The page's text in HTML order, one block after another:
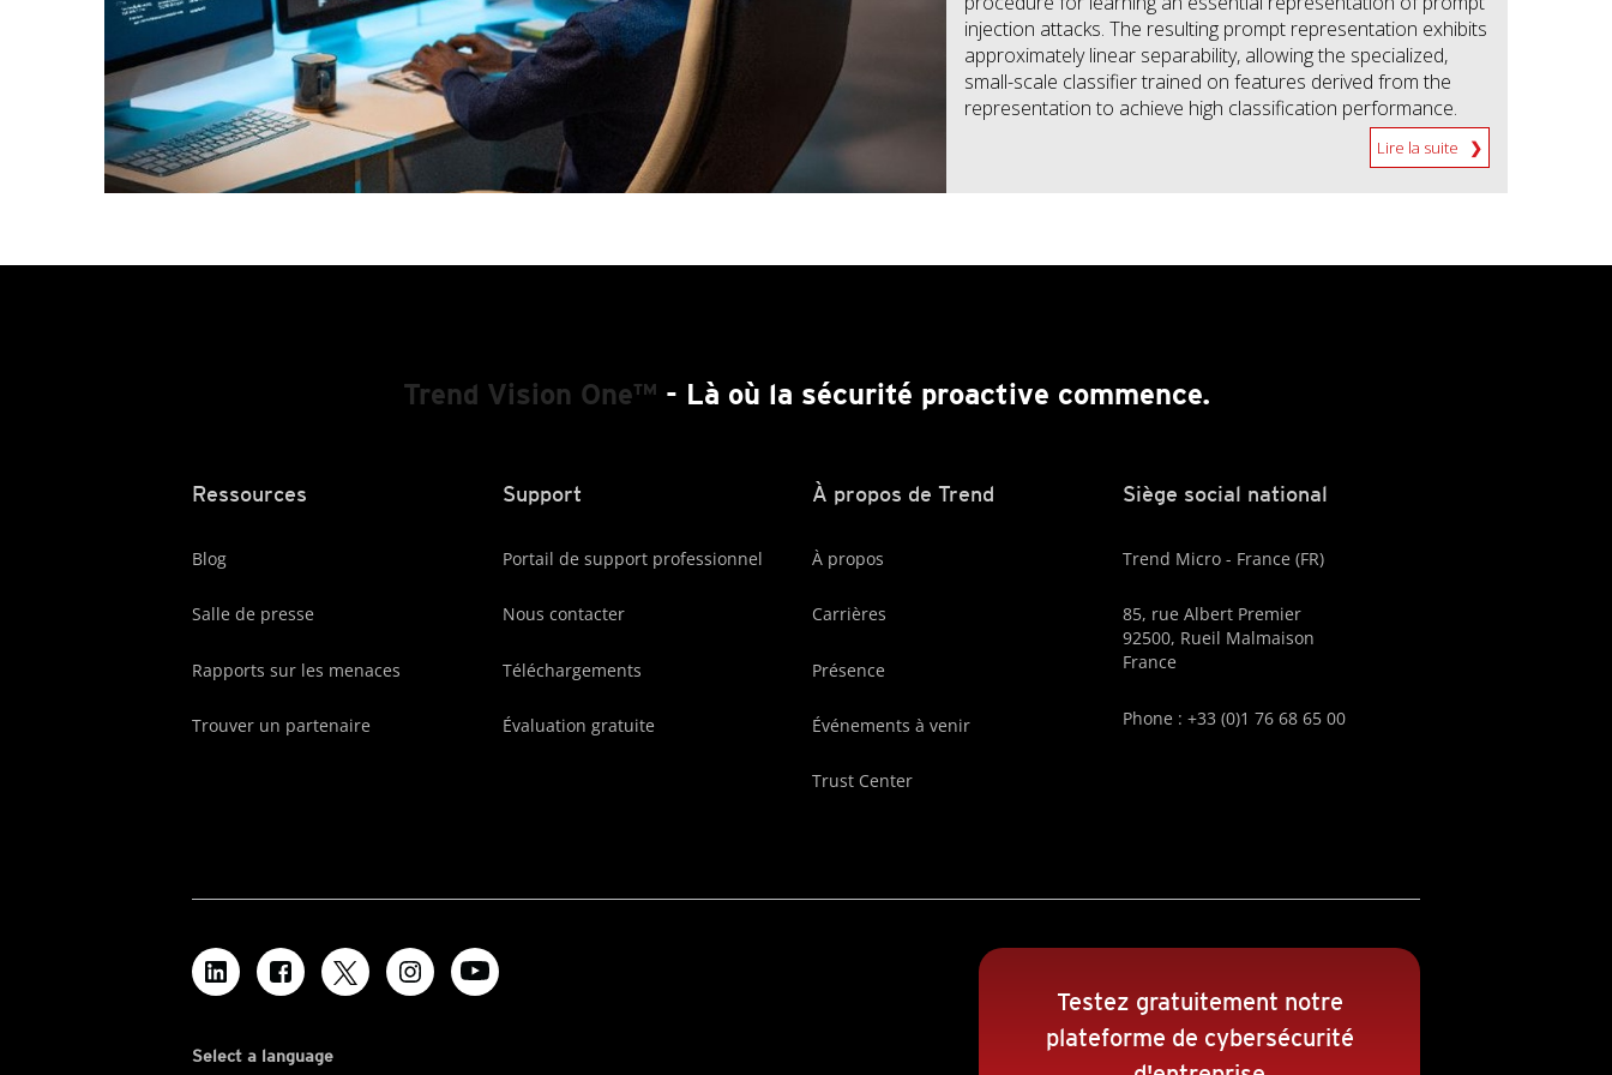
injection attacks. The resulting prompt representation exhibits
approximately linear separability, allowing the specialized,
small-scale classifier trained on features derived from the
representation to achieve high classification performance.
Lire la suite
Trend Vision One™ - Là où la sécurité proactive commence.
Ressources
Blog
Salle de presse
Rapports sur les menaces
Trouver un partenaire
Support
Portail de support professionnel
Nous contacter
Téléchargements
Évaluation gratuite
À propos de Trend
À propos
Carrières
Présence
Événements à venir
Trust Center
Siège social national
Trend Micro - France (FR)
85, rue Albert Premier
92500, Rueil Malmaison
France
Phone : +33 (0)1 76 68 65 00
Select a language
Testez gratuitement notre
plateforme de cybersécurité